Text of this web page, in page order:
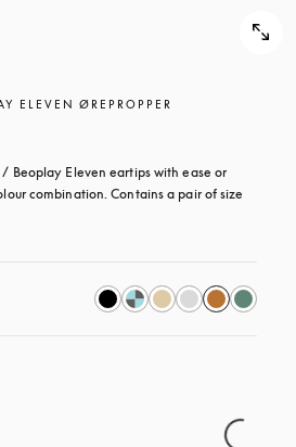
ELEVEN ØREPROPPER
/ Beoplay Eleven eartips with ease or
combination. Contains a pair of size